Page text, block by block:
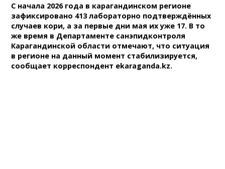
С начала 2026 года в карагандинском регионе
зафиксировано 413 лабораторно подтверждённых
случаев кори, а за первые дни мая их уже 17. В то
же время в Департаменте санэпидконтроля
Карагандинской области отмечают, что ситуация
в регионе на данный момент стабилизируется,
сообщает корреспондент ekaraganda.kz.